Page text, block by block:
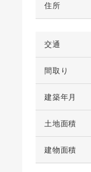
住所
交通
間取り
建築年月
土地面積
建物面積